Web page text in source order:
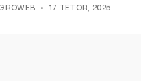
17 TETOR, 2025